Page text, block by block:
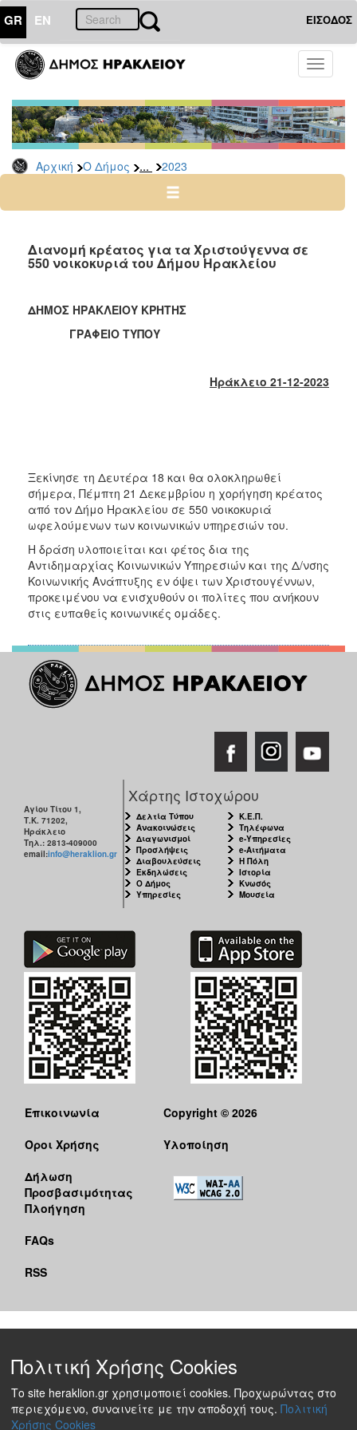
GR EN ΕΙΣΟΔΟΣ
Toggle
Αρχική Ο Δήμος ... 2023
ΔΗΜΟΣ
Δελτία
Τύπου
Αρχείο
2026
2024
2022
2020
2019
2012
2011
2010
2006
ΤΟΠΟΣ
ΜΑΣ
ΠΟΛΙΤΙΣΜΟΣ
Διανομή κρέατος για τα Χριστούγεννα σε
550 νοικοκυριά του Δήμου Ηρακλείου
ΔΗΜΟΣ ΗΡΑΚΛΕΙΟΥ ΚΡΗΤΗΣ
ΓΡΑΦΕΙΟ ΤΥΠΟΥ
Ηράκλειο 21-12-2023
Ξεκίνησε τη Δευτέρα 18 και θα ολοκληρωθεί
σήμερα, Πέμπτη 21 Δεκεμβρίου η χορήγηση κρέατος
από τον Δήμο Ηρακλείου σε 550 νοικοκυριά
ωφελούμενων των κοινωνικών υπηρεσιών του.
Η δράση υλοποιείται και φέτος δια της
Αντιδημαρχίας Κοινωνικών Υπηρεσιών και της Δ/νσης
Κοινωνικής Ανάπτυξης εν όψει των Χριστουγέννων,
προκειμένου να ενισχυθούν οι πολίτες που ανήκουν
στις ευπαθείς κοινωνικές ομάδες.
Αγίου Τίτου 1,
Τ.Κ. 71202,
Ηράκλειο
Τηλ.: 2813-409000
email:info@heraklion.gr
Χάρτης Ιστοχώρου
Δελτία Τύπου
Ανακοινώσεις
Διαγωνισμοί
Προσλήψεις
Διαβουλεύσεις
Εκδηλώσεις
Ο Δήμος
Υπηρεσίες
Κ.Ε.Π.
Τηλέφωνα
e-Υπηρεσίες
e-Αιτήματα
Η Πόλη
Ιστορία
Κνωσός
Μουσεία
Επικοινωνία
Όροι Χρήσης
Δήλωση
Προσβασιμότητας
Πλοήγηση
FAQs
RSS
Copyright © 2026
Υλοποίηση
Πολιτική Χρήσης Cookies
Το site heraklion.gr χρησιμοποιεί cookies. Προχωρώντας στο
περιεχόμενο, συναινείτε με την αποδοχή τους. Πολιτική
Χρήσης Cookies